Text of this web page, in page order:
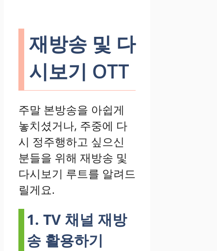
재방송 및 다
시보기 OTT
주말 본방송을 아쉽게
놓치셨거나, 주중에 다
시 정주행하고 싶으신
분들을 위해 재방송 및
다시보기 루트를 알려드
릴게요.
1. TV 채널 재방
송 활용하기